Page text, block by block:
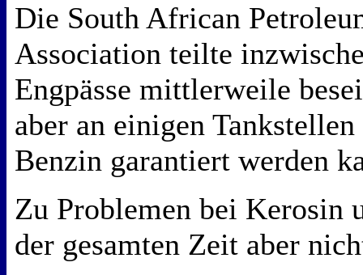
Die South African
Association teilte
Engpässe mittlerweile
aber an einigen
Benzin garantiert werden
Zu Problemen bei Kerosin
der gesamten Zeit aber